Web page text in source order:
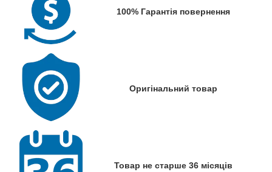
100% Гарантія повернення
Оригінальний товар
Товар не старше 36 місяців